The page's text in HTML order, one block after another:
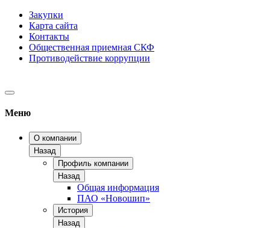
Закупки
Карта сайта
Контакты
Общественная приемная СКФ
Противодействие коррупции
Меню
О компании
Назад
Профиль компании
Назад
Общая информация
ПАО «Новошип»
История
Назад